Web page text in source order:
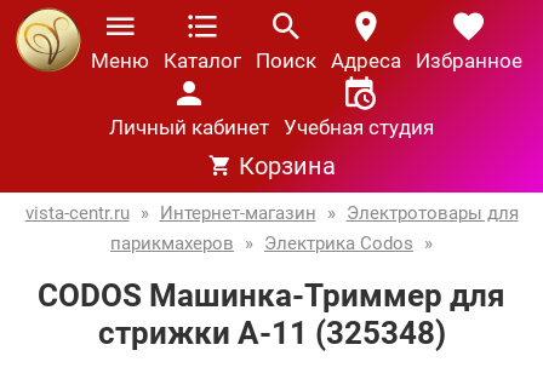
Меню Каталог Поиск Адреса Избранное
Личный кабинет Учебная студия
Корзина
vista-centr.ru » Интернет-магазин » Электротовары для
парикмахеров
» Электрика Codos »
CODOS Машинка-Триммер для
стрижки A-11 (325348)